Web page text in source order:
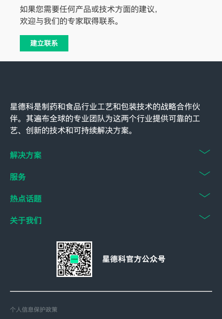
如果您需要任何产品或技术方面的建议，
欢迎与我们的专家取得联系。
建立联系
星德科是制药和食品行业工艺和包装技术的战略合作伙
伴。其遍布全球的专业团队为这两个行业提供可靠的工
艺、创新的技术和可持续解决方案。
解决方案
服务
热点话题
关于我们
星德科官方公众号
个人信息保护政策